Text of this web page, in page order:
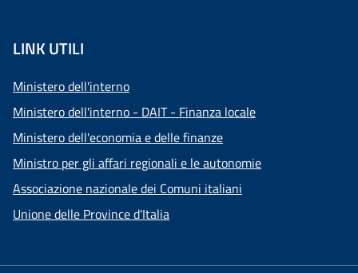
LINK UTILI
Ministero dell'interno
Ministero dell'interno - DAIT - Finanza locale
Ministero dell'economia e delle finanze
Ministro per gli affari regionali e le autonomie
Associazione nazionale dei Comuni italiani
Unione delle Province d'Italia